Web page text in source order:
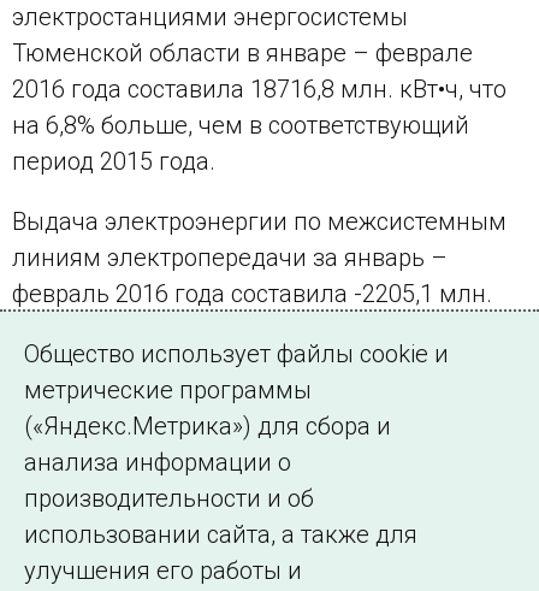
электростанциями энергосистемы
Тюменской области в январе – феврале
2016 года составила 18716,8 млн. кВт•ч, что
на 6,8% больше, чем в соответствующий
период 2015 года.
Выдача электроэнергии по межсистемным
линиям электропередачи за январь –
февраль 2016 года составила -2205,1 млн.
составил -946,9·млн. кВт•ч.
← Все публикации
Подписаться на новости
Общество использует файлы cookie и
метрические программы
(«Яндекс.Метрика») для сбора и
анализа информации о
производительности и об
использовании сайта, а также для
улучшения его работы и